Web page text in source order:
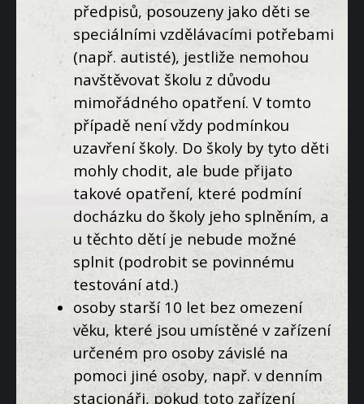
předpisů, posouzeny jako děti se
speciálními vzdělávacími potřebami
(např. autisté), jestliže nemohou
navštěvovat školu z důvodu
mimořádného opatření. V tomto
případě není vždy podmínkou
uzavření školy. Do školy by tyto děti
mohly chodit, ale bude přijato
takové opatření, které podmíní
docházku do školy jeho splněním, a
u těchto dětí je nebude možné
splnit (podrobit se povinnému
testování atd.)
osoby starší 10 let bez omezení
věku, které jsou umístěné v zařízení
určeném pro osoby závislé na
pomoci jiné osoby, např. v denním
stacionáři, pokud toto zařízení